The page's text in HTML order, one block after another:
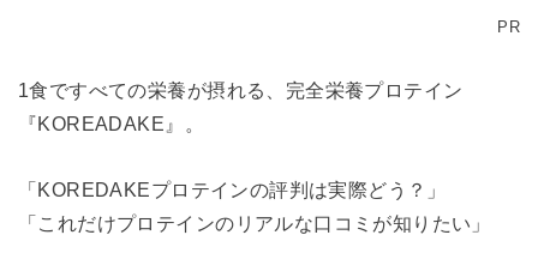
PR
1食ですべての栄養が摂れる、完全栄養プロテイン
『KOREADAKE』。
「KOREDAKEプロテインの評判は実際どう？」
「これだけプロテインのリアルな口コミが知りたい」